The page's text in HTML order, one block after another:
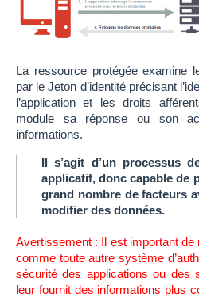
La ressource protégée examine
par le Jeton d’identité précisant
l’application et les droits
module sa réponse ou son
informations.
Il s’agit d’un processus
applicatif, donc capable de
grand nombre de facteurs
modifier des données.
Avertissement : Il est important de
comme toute autre système
sécurité des applications ou des
leur fournit des informations plus